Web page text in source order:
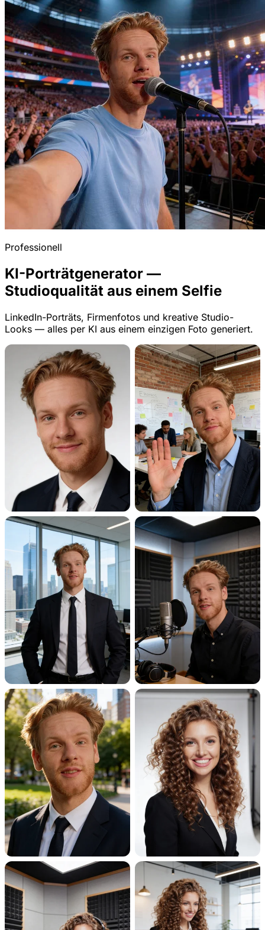
Professionell
KI-Porträtgenerator —
Studioqualität aus einem Selfie
LinkedIn-Porträts, Firmenfotos und kreative Studio-
Looks — alles per KI aus einem einzigen Foto generiert.